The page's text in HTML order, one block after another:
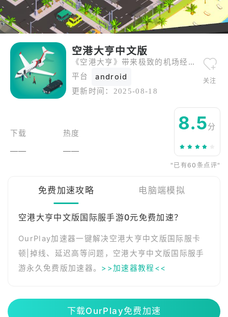
空港大亨中文版
《空港大亨》带来极致的机场经营体验，细致还原机场的方方面面。你可以自由设计跑道布局、航站楼分布和物流体系，提升机场的运行效率。同时游戏注重细节管理，从航班调度到乘客服务，每一个环节都考验你的决策能力。丰富的任务系统和多样化的挑战，保证游戏耐玩且充满成就感。无论你是策略游戏新手还是资深玩家，都能在这里找到乐趣。快来打造属于你的空港帝国，感受掌控全局的畅快体验吧！
平台
android
更新时间： 2025-08-18
关注
下载
——
热度
——
8.5分
"已有60条点评"
免费加速攻略 电脑端模拟
空港大亨中文版国际服手游0元免费加速？
OurPlay加速器一键解决空港大亨中文版国际服卡
顿|掉线、延迟高等问题，空港大亨中文版国际服手
游永久免费版加速器。 >>加速器教程<<
下载OurPlay免费加速